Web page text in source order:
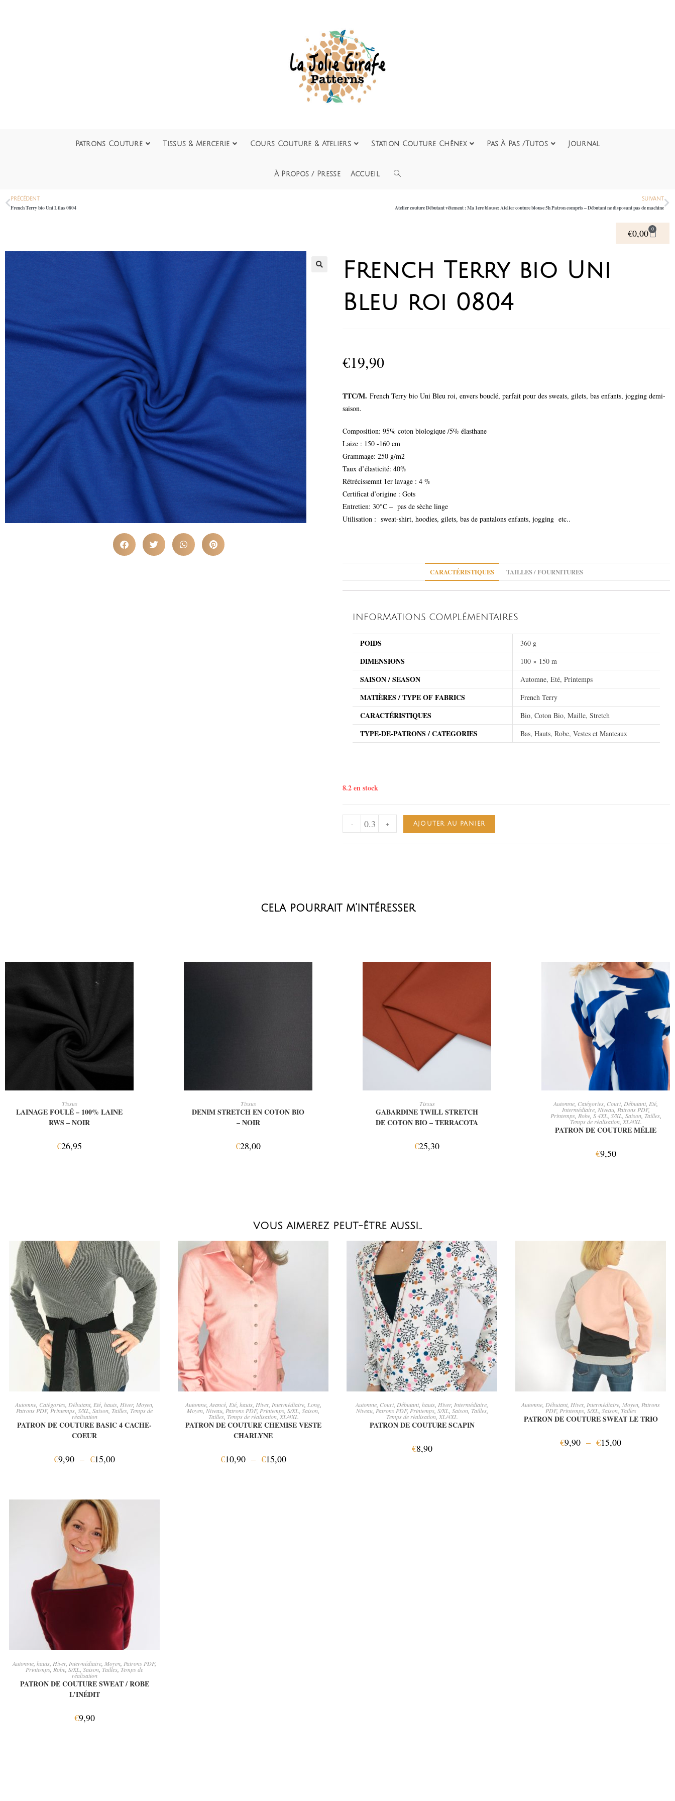
Patrons Couture Tissus & Mercerie Cours Couture & Ateliers Station Couture Chênex Pas À Pas /Tutos Journal
À Propos / Presse Accueil
PRÉCÉDENT
French Terry bio Uni Lilas 0804
SUIVANT
Atelier couture Débutant vêtement : Ma 1ere blouse: Atelier couture blouse 5h Patron compris – Débutant ne disposant pas de machine
€0,00 0
French Terry bio Uni
Bleu roi 0804
€19,90
TTC/M. French Terry bio Uni Bleu roi, envers bouclé, parfait pour des sweats, gilets, bas enfants, jogging demi-
saison.
Composition: 95% coton biologique /5% élasthane
Laize : 150 -160 cm
Grammage: 250 g/m2
Taux d’élasticité: 40%
Rétrécissemnt 1er lavage : 4 %
Certificat d’origine : Gots
Entretien: 30°C – pas de sèche linge
Utilisation : sweat-shirt, hoodies, gilets, bas de pantalons enfants, jogging etc..
CARACTÉRISTIQUES TAILLES / FOURNITURES
INFORMATIONS COMPLÉMENTAIRES
POIDS 360 g
DIMENSIONS 100 × 150 m
SAISON / SEASON Automne, Eté, Printemps
MATIÈRES / TYPE OF FABRICS French Terry
CARACTÉRISTIQUES Bio, Coton Bio, Maille, Stretch
TYPE-DE-PATRONS / CATEGORIES Bas, Hauts, Robe, Vestes et Manteaux
8.2 en stock
- + AJOUTER AU PANIER
cela pourrait m’intéresser
Tissus
LAINAGE FOULÉ – 100% LAINE
RWS – NOIR
€26,95
Tissus
DENIM STRETCH EN COTON BIO
– NOIR
€28,00
Tissus
GABARDINE TWILL STRETCH
DE COTON BIO – TERRACOTA
€25,30
AJOUTER AU PANIER
Automne Catégories Court Débutant Eté
Intermédiaire, Niveau, Patrons PDF,
Printemps, Robe, S 4XL, S/XL, Saison, Tailles,
Temps de réalisation ,XL/4XL
PATRON DE COUTURE MÉLIE
€9,50
VOUS AIMEREZ PEUT-ÊTRE AUSSI…
CHOIX DES OPTIONS
Automne Catégories Débutant Eté hauts Hiver, Moyen
Patrons PDF, Printemps S/XL,Saison Tailles Temps de
réalisation
PATRON DE COUTURE BASIC 4 CACHE-
COEUR
€9,90 – €15,00
CHOIX DES OPTIONS
Automne, Avancé, Eté, hauts, Hiver, Intermédiaire, Long,
Moyen Niveau Patrons PDF, Printemps S/XL Saison,
Tailles, Temps de réalisation,XL/4XL
PATRON DE COUTURE CHEMISE VESTE
CHARLYNE
€10,90 – €15,00
AJOUTER AU PANIER
Automne Court Débutant hauts Hiver, Intermédiaire
Niveau, Patrons PDF, Printemps, S/XL,Saison, Tailles,
Temps de réalisation XL/4XL
PATRON DE COUTURE SCAPIN
€8,90
CHOIX DES OPTIONS
Automne Débutant Hiver, Intermédiaire Moyen Patrons
PDF, Printemps, S/XL, Saison,Tailles
PATRON DE COUTURE SWEAT LE TRIO
€9,90 – €15,00
CHOIX DES OPTIONS
Automne hauts Hiver, Intermédiaire Moyen Patrons PDF,
Printemps Robe, S/XL Saison ,Tailles Temps de
réalisation
PATRON DE COUTURE SWEAT / ROBE
L’INÉDIT
€9,90